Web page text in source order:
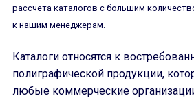
рассчета каталогов с большим
к нашим менеджерам.
Каталоги относятся к
полиграфической продукции,
любые коммерческие